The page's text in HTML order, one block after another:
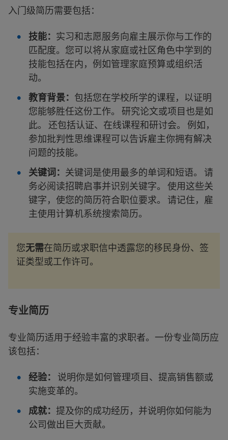
入门级简历需要包括：
技能： 实习和志愿服务向雇主展示你与工作的
匹配度。您可以将从家庭或社区角色中学到的
技能包括在内，例如管理家庭预算或组织活
动。
教育背景： 包括您在学校所学的课程，以证明
您能够胜任这份工作。 研究论文或项目也是如
此。 还包括认证、在线课程和研讨会。 例如，
参加批判性思维课程可以告诉雇主你拥有解决
问题的技能。
关键词： 关键词是使用最多的单词和短语。 请
务必阅读招聘启事并识别关键字。 使用这些关
键字，使您的简历符合职位要求。 请记住，雇
主使用计算机系统搜索简历。
您无需在简历或求职信中透露您的移民身份、签
证类型或工作许可。
专业简历
专业简历适用于经验丰富的求职者。一份专业简历应
该包括：
经验： 说明你是如何管理项目、提高销售额或
实施变革的。
成就： 提及你的成功经历，并说明你如何能为
公司做出巨大贡献。